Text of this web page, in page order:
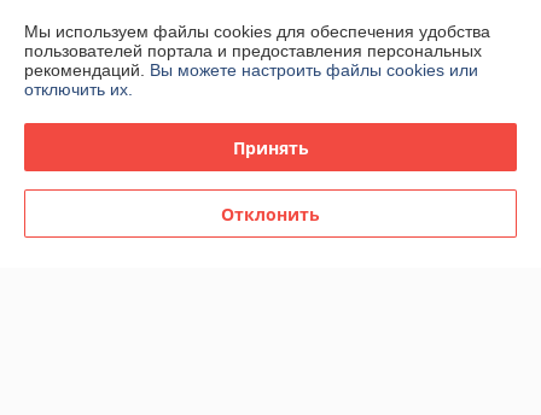
График работы
Полная версия сайта
Политика обработки cookies
Сайт создан на платформе Deal.by
Мы используем файлы cookies для обеспечения удобства
пользователей портала и предоставления персональных
рекомендаций. Вы можете настроить файлы cookies или
отключить их.
Принять
Отклонить